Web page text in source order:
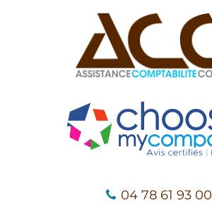
04 78 61 93 00